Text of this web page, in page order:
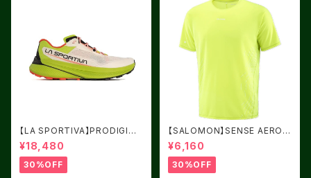
【LA SPORTIVA】PRODIGIO
ANTIQUE WHITE サイズ：39
¥18,480
30%OFF
【SALOMON】SENSE AERO
GRAPHIC Acid Lime / BUT
TERFLY
¥6,160
30%OFF